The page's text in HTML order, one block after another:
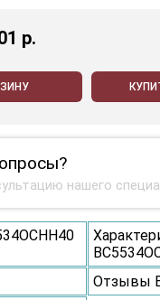
p.
нашего
Отзывы